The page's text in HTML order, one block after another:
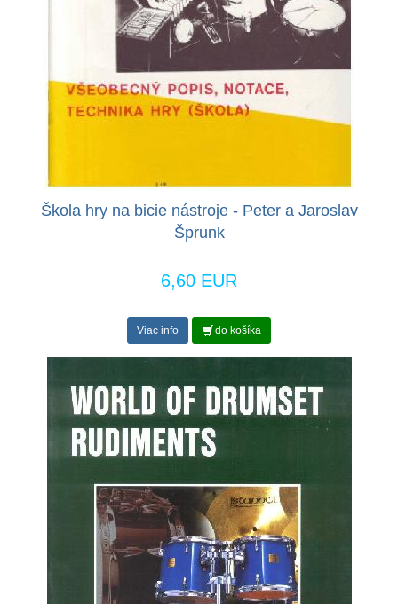
Škola hry na bicie nástroje - Peter a Jaroslav
Šprunk
6,60 EUR
Viac info do košíka